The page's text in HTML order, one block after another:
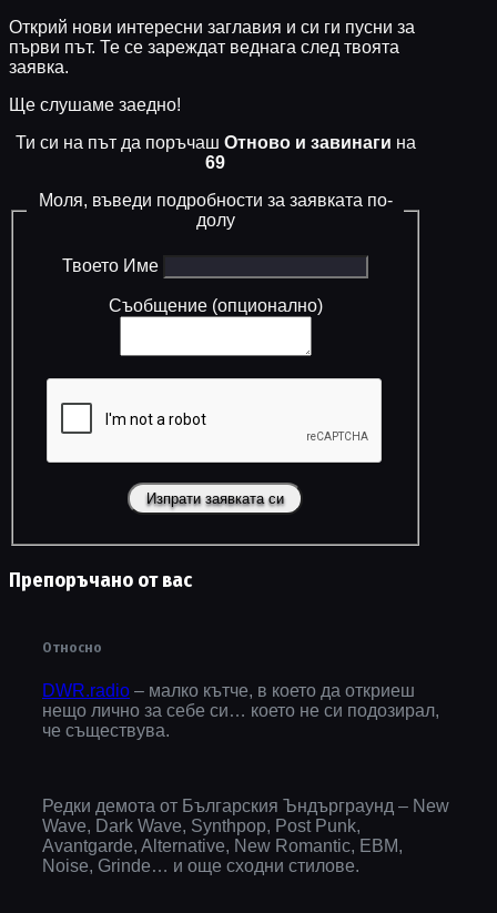
Открий нови интересни заглавия и си ги пусни за
първи път. Те се зареждат веднага след твоята
заявка.
Ще слушаме заедно!
Ти си на път да поръчаш Отново и завинаги на
69
Моля, въведи подробности за заявката по-
долу
Твоето Име
Съобщение (опционално)
Препоръчано от вас
Относно
DWR.radio – малко кътче, в което да откриеш
нещо лично за себе си… което не си подозирал,
че съществува.
Редки демота от Българския Ъндърграунд – New
Wave, Dark Wave, Synthpop, Post Punk,
Avantgarde, Alternative, New Romantic, EBM,
Noise, Grinde… и още сходни стилове.